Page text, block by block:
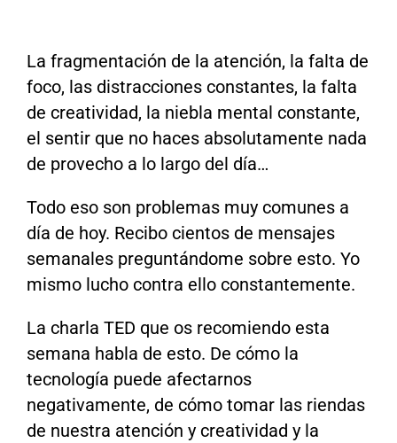
La fragmentación de la atención, la falta de
foco, las distracciones constantes, la falta
de creatividad, la niebla mental constante,
el sentir que no haces absolutamente nada
de provecho a lo largo del día…
Todo eso son problemas muy comunes a
día de hoy. Recibo cientos de mensajes
semanales preguntándome sobre esto. Yo
mismo lucho contra ello constantemente.
La charla TED que os recomiendo esta
semana habla de esto. De cómo la
tecnología puede afectarnos
negativamente, de cómo tomar las riendas
de nuestra atención y creatividad y la